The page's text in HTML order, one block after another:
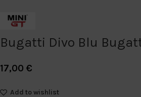
Bugatti Divo Blu
17,00 €
Add to wishlist